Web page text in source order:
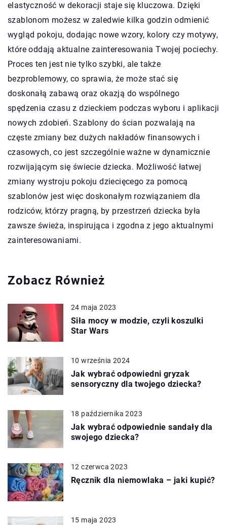
elastyczność w dekoracji staje się kluczowa. Dzięki
szablonom możesz w zaledwie kilka godzin odmienić
wygląd pokoju, dodając nowe wzory, kolory czy motywy,
które oddają aktualne zainteresowania Twojej pociechy.
Proces ten jest nie tylko szybki, ale także
bezproblemowy, co sprawia, że może stać się
doskonałą zabawą oraz okazją do wspólnego
spędzenia czasu z dzieckiem podczas wyboru i aplikacji
nowych zdobień. Szablony do ścian pozwalają na
częste zmiany bez dużych nakładów finansowych i
czasowych, co jest szczególnie ważne w dynamicznie
rozwijającym się świecie dziecka. Możliwość łatwej
zmiany wystroju pokoju dziecięcego za pomocą
szablonów jest więc doskonałym rozwiązaniem dla
rodziców, którzy pragną, by przestrzeń dziecka była
zawsze świeża, inspirująca i zgodna z jego aktualnymi
zainteresowaniami.
Zobacz Również
24 maja 2023
Siła mocy w modzie, czyli koszulki
Star Wars
10 września 2024
Jak wybrać odpowiedni gryzak
sensoryczny dla twojego dziecka?
18 października 2023
Jak wybrać odpowiednie sandały dla
swojego dziecka?
12 czerwca 2023
Ręcznik dla niemowlaka – jaki kupić?
15 maja 2023